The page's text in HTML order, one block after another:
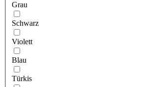
Grau
Schwarz
Violett
Blau
Türkis